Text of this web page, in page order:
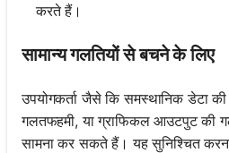
करते हैं।
सामान्य गलतियों से बचने के लिए
उपयोगकर्ता जैसे कि समस्थानिक डेटा
गलतफहमी, या ग्राफिकल आउटपुट की
सामना कर सकते हैं। यह सुनिश्चित